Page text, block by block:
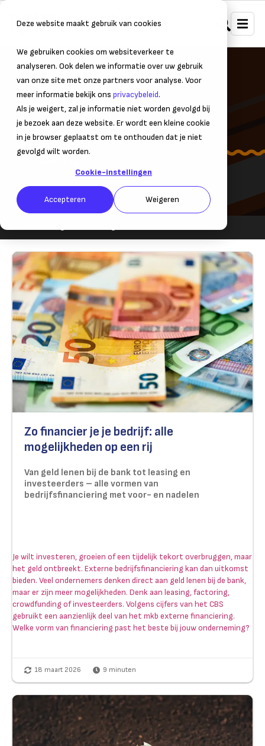
Deze website maakt gebruik van cookies
We gebruiken cookies om websiteverkeer te
analyseren. Ook delen we informatie over uw gebruik
van onze site met onze partners voor analyse. Voor
meer informatie bekijk ons privacybeleid.
Als je weigert, zal je informatie niet worden gevolgd bij
je bezoek aan deze website. Er wordt een kleine cookie
in je browser geplaatst om te onthouden dat je niet
gevolgd wilt worden.
Cookie-instellingen
Accepteren Weigeren
Financieringsbronnen
Financiering
Zo financier je je bedrijf: alle
mogelijkheden op een rij
Van geld lenen bij de bank tot leasing en
investeerders – alle vormen van
bedrijfsfinanciering met voor- en nadelen
Je wilt investeren, groeien of een tijdelijk tekort overbruggen, maar
het geld ontbreekt. Externe bedrijfsfinanciering kan dan uitkomst
bieden. Veel ondernemers denken direct aan geld lenen bij de bank,
maar er zijn meer mogelijkheden. Denk aan leasing, factoring,
crowdfunding of investeerders. Volgens cijfers van het CBS
gebruikt een aanzienlijk deel van het mkb externe financiering.
Welke vorm van financiering past het beste bij jouw onderneming?
18 maart 2026 9 minuten